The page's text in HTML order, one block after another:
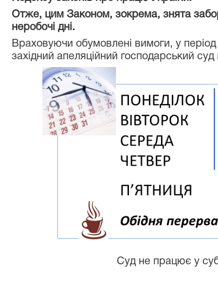
Отже, цим Законом, зокрема, знята
неробочі дні.
Враховуючи обумовлені вимоги, у період
західний апеляційний господарський
Суд не працює у